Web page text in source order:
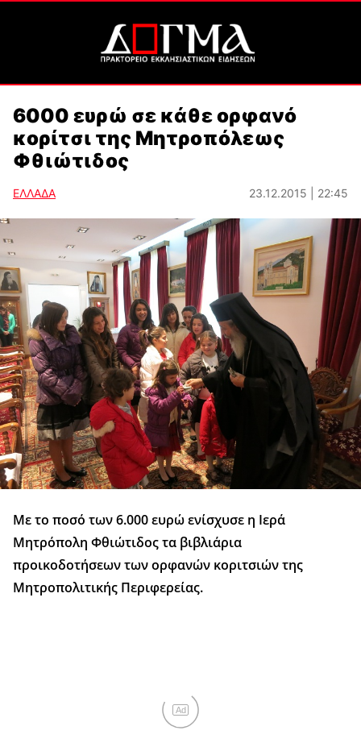
6000 ευρώ σε κάθε ορφανό
κορίτσι της Μητροπόλεως
Φθιώτιδος
ΕΛΛΑΔΑ 23.12.2015 | 22:45
Με το ποσό των 6.000 ευρώ ενίσχυσε η Ιερά
Μητρόπολη Φθιώτιδος τα βιβλιάρια
προικοδοτήσεων των ορφανών κοριτσιών της
Μητροπολιτικής Περιφερείας.
Ad